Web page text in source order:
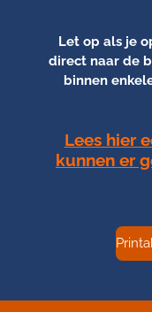
Let op als je
direct naar de
binnen
Lees hier
kunnen er